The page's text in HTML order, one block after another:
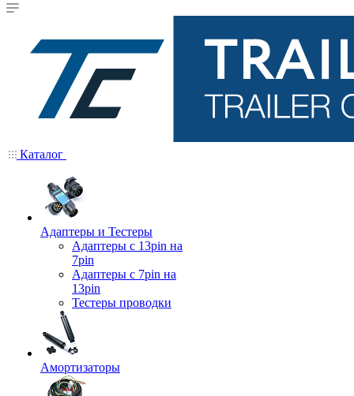
Каталог
Адаптеры и Тестеры
Адаптеры с 13pin на
7pin
Адаптеры с 7pin на
13pin
Тестеры проводки
Амортизаторы